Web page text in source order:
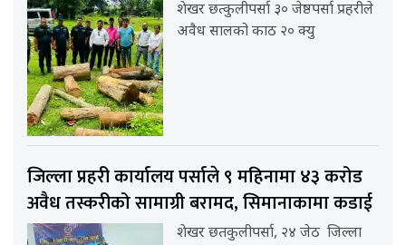
शेखर छत्कुलीपर्सा ३० जेष्ठपर्सा प्रहरीले
अवैध सालको काठ २० क्यु
जिल्ला प्रहरी कार्यालय पर्साले ९ महिनामा ४३ करोड
अवैध तस्करीको सामाग्री बरामद, सिमानाकामा कडाई
शेखर छतकुलीपर्सा, २४ जेठ जिल्ला